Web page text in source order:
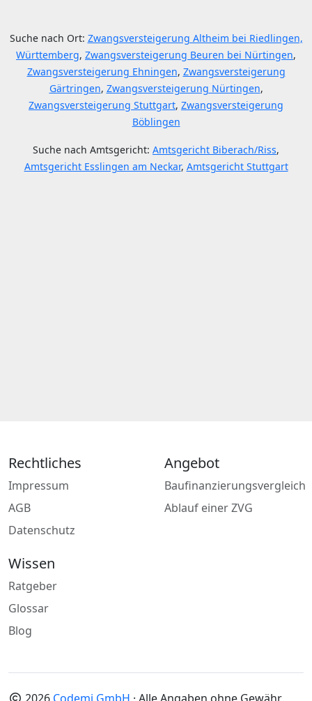
Suche nach Ort: Zwangsversteigerung Altheim bei Riedlingen,
Württemberg, Zwangsversteigerung Beuren bei Nürtingen,
Zwangsversteigerung Ehningen, Zwangsversteigerung
Gärtringen, Zwangsversteigerung Nürtingen,
Zwangsversteigerung Stuttgart, Zwangsversteigerung
Böblingen
Suche nach Amtsgericht: Amtsgericht Biberach/Riss,
Amtsgericht Esslingen am Neckar, Amtsgericht Stuttgart
Rechtliches
Impressum
AGB
Datenschutz
Angebot
Baufinanzierungsvergleich
Ablauf einer ZVG
Wissen
Ratgeber
Glossar
Blog